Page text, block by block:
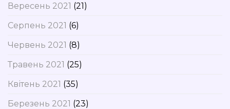
Вересень 2021 (21)
Серпень 2021 (6)
Червень 2021 (8)
Травень 2021 (25)
Квітень 2021 (35)
Березень 2021 (23)